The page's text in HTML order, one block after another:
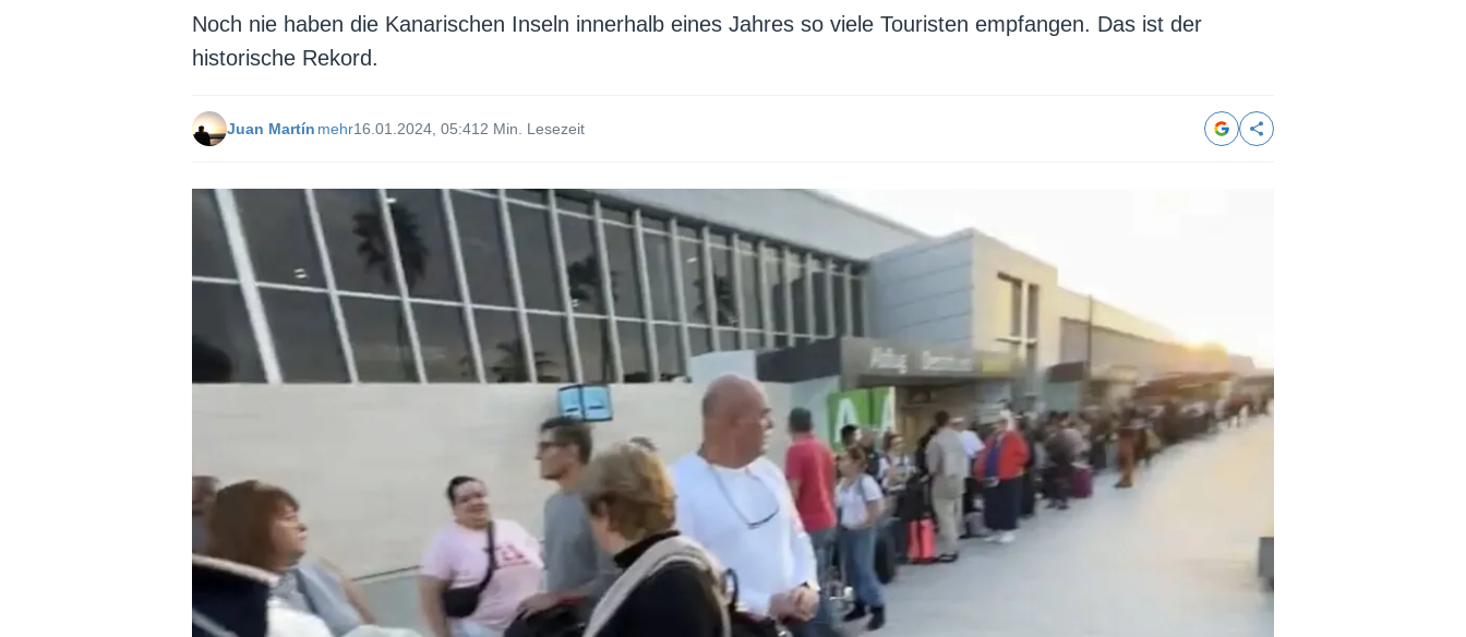
Noch nie haben die Kanarischen Inseln innerhalb eines Jahres so viele Touristen empfangen. Das ist der
historische Rekord.
Juan Martín mehr16.01.2024, 05:41 2 Min. Lesezeit